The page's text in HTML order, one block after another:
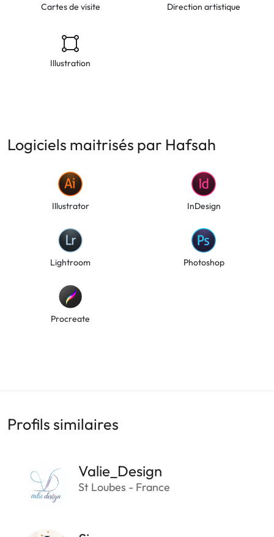
Cartes de visite Direction artistique
Illustration
Logiciels maitrisés par Hafsah
Illustrator InDesign
Lightroom Photoshop
Procreate
Profils similaires
Valie_Design
St Loubes - France